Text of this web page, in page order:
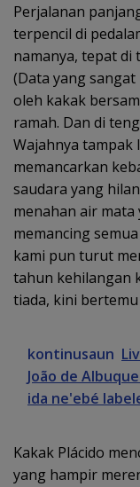
Perjalanan
terpencil di
namanya, tepat di
(Data yang
oleh kakak
ramah. Dan di
Wajahnya tampak
memancarkan
saudara yang
menahan air
memancing
kami pun turut
tahun kehilangan
tiada, kini
kontinusaun
João de
ida ne'ebé
Kakak Plácido
yang hampir